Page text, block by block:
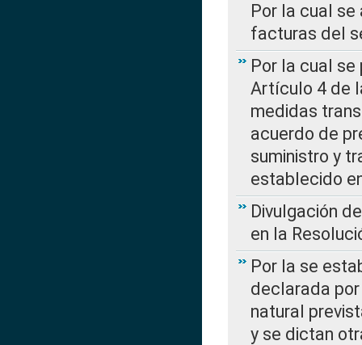
Por la cual
facturas del
Por la cual
Artículo 4 de
medidas
acuerdo de
suministro y
establecido
Divulgación
en la
Por la se
declarada
natural
y se dictan